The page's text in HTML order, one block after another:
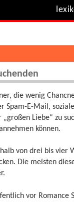
die wenig
Spam-E-Mail,
Liebe“ zu
können.
von drei bis vier
Die meisten
vor